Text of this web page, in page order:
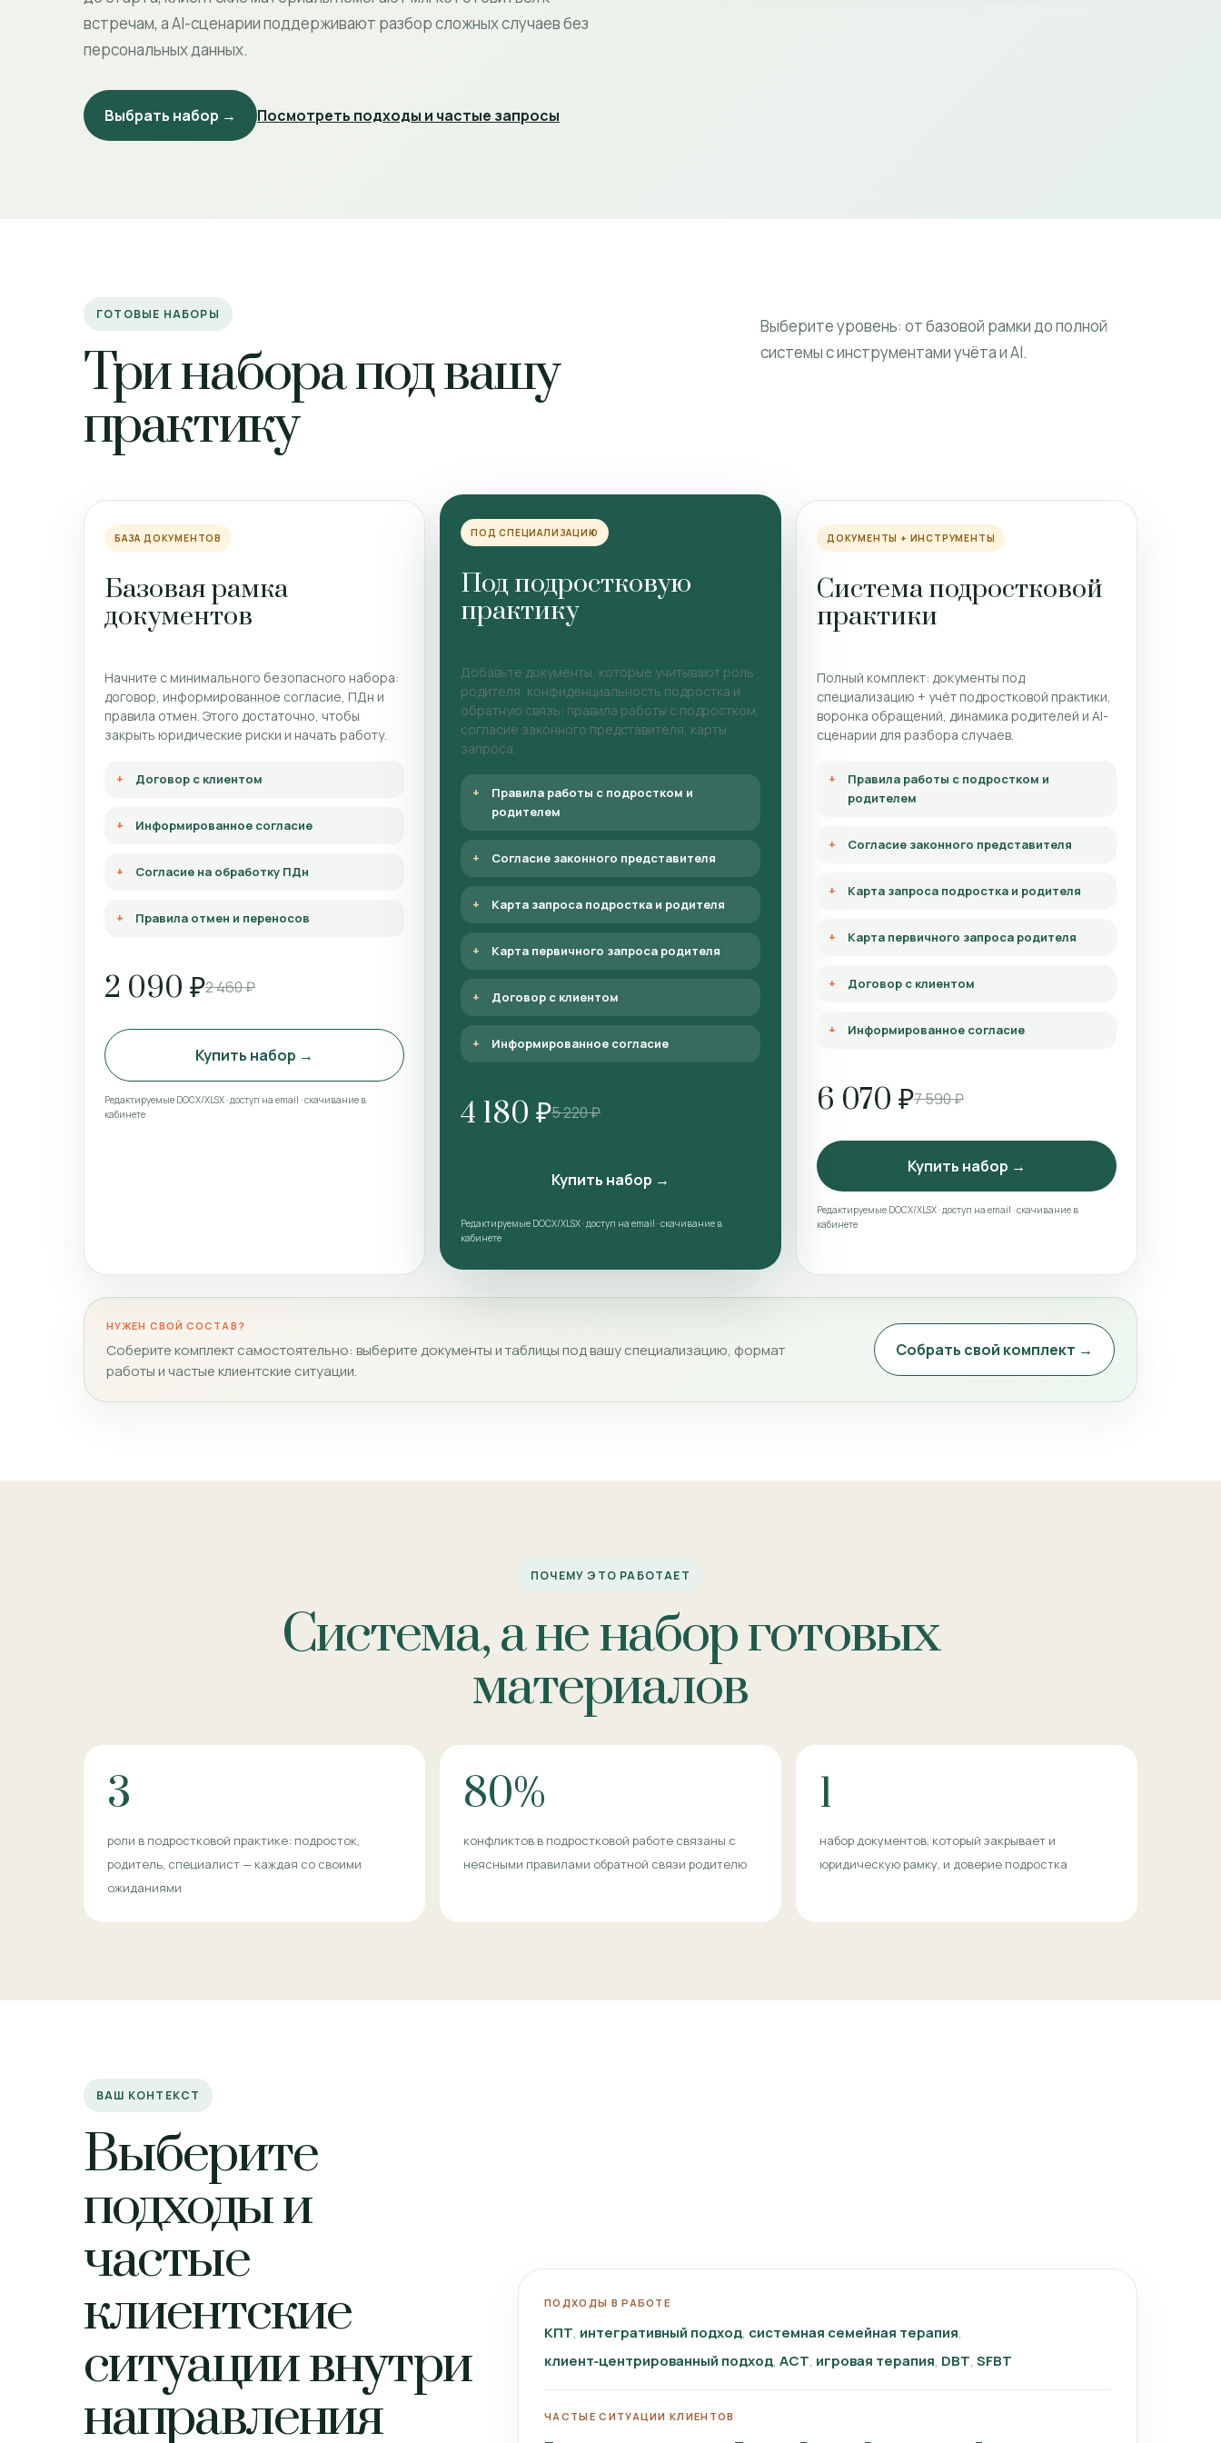
встречам, а AI-сценарии поддерживают разбор сложных случаев без
персональных данных.
Выбрать набор → Посмотреть подходы и частые запросы
ГОТОВЫЕ НАБОРЫ
Три набора под вашу
практику
Выберите уровень: от базовой рамки до полной
системы с инструментами учёта и AI.
БАЗА ДОКУМЕНТОВ
Базовая рамка
документов
Начните с минимального безопасного набора:
договор, информированное согласие, ПДн и
правила отмен. Этого достаточно, чтобы
закрыть юридические риски и начать работу.
Договор с клиентом
Информированное согласие
Согласие на обработку ПДн
Правила отмен и переносов
2 090 ₽2 460 ₽
Купить набор →
Редактируемые DOCX/XLSX · доступ на email · скачивание в
кабинете
ПОД СПЕЦИАЛИЗАЦИЮ
Под подростковую
практику
Добавьте документы, которые учитывают роль
родителя, конфиденциальность подростка и
обратную связь: правила работы с подростком,
согласие законного представителя, карты
запроса.
Правила работы с подростком и
родителем
Согласие законного представителя
Карта запроса подростка и родителя
Карта первичного запроса родителя
Договор с клиентом
Информированное согласие
4 180 ₽5 220 ₽
Купить набор →
Редактируемые DOCX/XLSX · доступ на email · скачивание в
кабинете
ДОКУМЕНТЫ + ИНСТРУМЕНТЫ
Система подростковой
практики
Полный комплект: документы под
специализацию + учёт подростковой практики,
воронка обращений, динамика родителей и AI-
сценарии для разбора случаев.
Правила работы с подростком и
родителем
Согласие законного представителя
Карта запроса подростка и родителя
Карта первичного запроса родителя
Договор с клиентом
Информированное согласие
6 070 ₽7 590 ₽
Купить набор →
Редактируемые DOCX/XLSX · доступ на email · скачивание в
кабинете
НУЖЕН СВОЙ СОСТАВ?
Соберите комплект самостоятельно: выберите документы и таблицы под вашу специализацию, формат
работы и частые клиентские ситуации.
Собрать свой комплект →
ПОЧЕМУ ЭТО РАБОТАЕТ
Система, а не набор готовых
материалов
3
роли в подростковой практике: подросток,
родитель, специалист — каждая со своими
ожиданиями
80%
конфликтов в подростковой работе связаны с
неясными правилами обратной связи родителю
1
набор документов, который закрывает и
юридическую рамку, и доверие подростка
ВАШ КОНТЕКСТ
Выберите
подходы и
частые
клиентские
ситуации внутри
направления
ПОДХОДЫ В РАБОТЕ
КПТ интегративный подход системная семейная терапия
клиент‑центрированный подход ACT игровая терапия DBT SFBT
ЧАСТЫЕ СИТУАЦИИ КЛИЕНТОВ